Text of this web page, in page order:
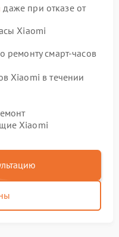
даже при отказе от
Xiaomi
ремонту смарт-часов
Xiaomi в течении
Xiaomi